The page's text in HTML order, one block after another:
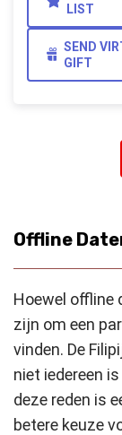
LIST
SEND
GIFT
Offline
Hoewel offline
zijn om een
vinden. De
niet iedereen
deze reden is
betere keuze